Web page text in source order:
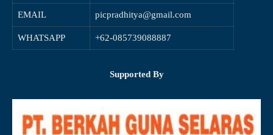
EMAIL picpradhitya@gmail.com
WHATSAPP +62-085739088887
Supported By